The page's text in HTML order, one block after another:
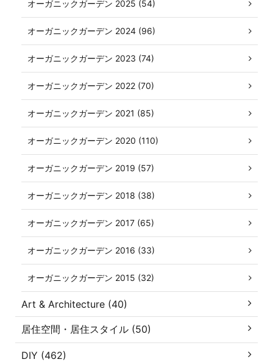
オーガニックガーデン 2025 (54)
オーガニックガーデン 2024 (96)
オーガニックガーデン 2023 (74)
オーガニックガーデン 2022 (70)
オーガニックガーデン 2021 (85)
オーガニックガーデン 2020 (110)
オーガニックガーデン 2019 (57)
オーガニックガーデン 2018 (38)
オーガニックガーデン 2017 (65)
オーガニックガーデン 2016 (33)
オーガニックガーデン 2015 (32)
Art & Architecture (40)
居住空間・居住スタイル (50)
DIY (462)